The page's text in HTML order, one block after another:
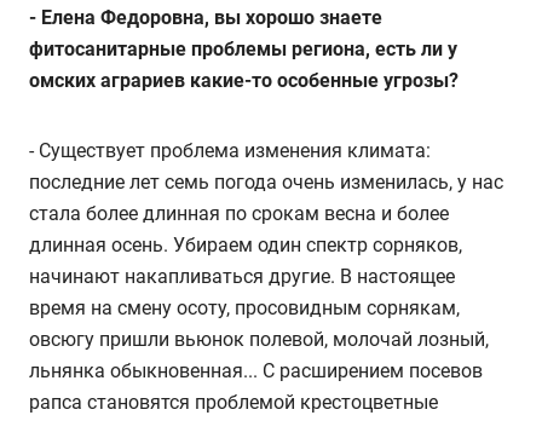
- Елена Федоровна, вы хорошо знаете
фитосанитарные проблемы региона, есть ли у
омских аграриев какие-то особенные угрозы?
- Существует проблема изменения климата:
последние лет семь погода очень изменилась, у нас
стала более длинная по срокам весна и более
длинная осень. Убираем один спектр сорняков,
начинают накапливаться другие. В настоящее
время на смену осоту, просовидным сорнякам,
овсюгу пришли вьюнок полевой, молочай лозный,
льнянка обыкновенная... С расширением посевов
рапса становятся проблемой крестоцветные